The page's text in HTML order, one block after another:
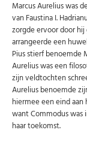
Marcus Aurelius was
van Faustina I.
zorgde ervoor door
arrangeerde een
Pius stierf benoemde
Aurelius was een
zijn veldtochten
Aurelius benoemde
hiermee een eind
want Commodus was
haar toekomst.